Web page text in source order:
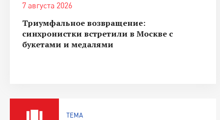
7 августа 2026
Триумфальное возвращение:
синхронистки встретили в Москве с
букетами и медалями
ТЕМА